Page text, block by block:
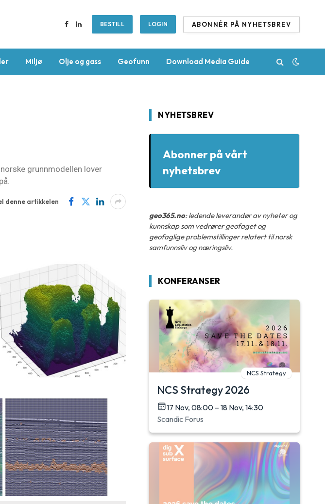
Facebook
LinkedInBESTILL LOGIN ABONNÉR PÅ NYHETSBREV
Miljø Olje og gass Geofunn Download Media Guide
grunnmodellen lover
denne artikkelen
NYHETSBREV
Abonner på vårt
nyhetsbrev
geo365.no: ledende leverandør av nyheter og
kunnskap som vedrører geofaget og
geofaglige problemstillinger relatert til norsk
samfunnsliv og næringsliv.
KONFERANSER
NCS Strategy
NCS Strategy 2026
17 Nov, 08:00 – 18 Nov, 14:30
Scandic Forus